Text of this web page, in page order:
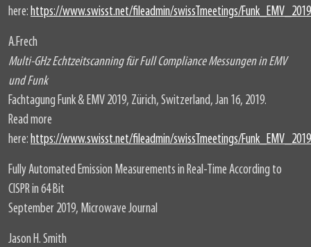
here: https://www.swisst.net/fileadmin/swissTmeetings/
A.Frech
Multi-GHz Echtzeitscanning für Full Compliance Messungen in EMV
und Funk
Fachtagung Funk & EMV 2019, Zürich, Switzerland, Jan 16, 2019.
Read more
here: https://www.swisst.net/fileadmin/swissTmeetings/
Fully Automated Emission Measurements in Real-Time According to
CISPR in 64 Bit
September 2019, Microwave Journal
Jason H. Smith